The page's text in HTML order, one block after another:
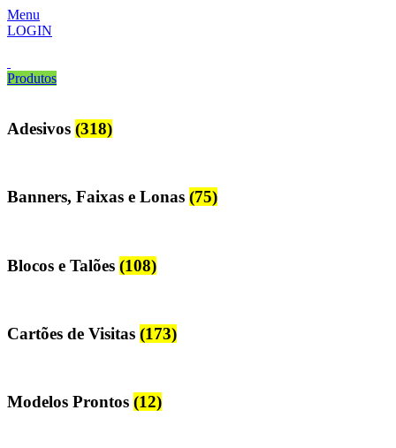
Menu
LOGIN
Produtos
Adesivos (318)
Banners, Faixas e Lonas (75)
Blocos e Talões (108)
Cartões de Visitas (173)
Modelos Prontos (12)